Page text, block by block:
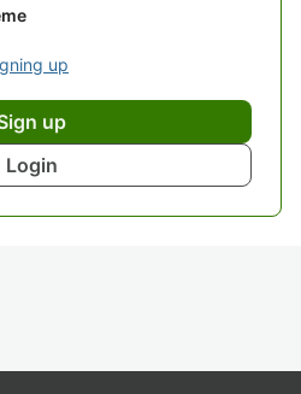
up
up
Login